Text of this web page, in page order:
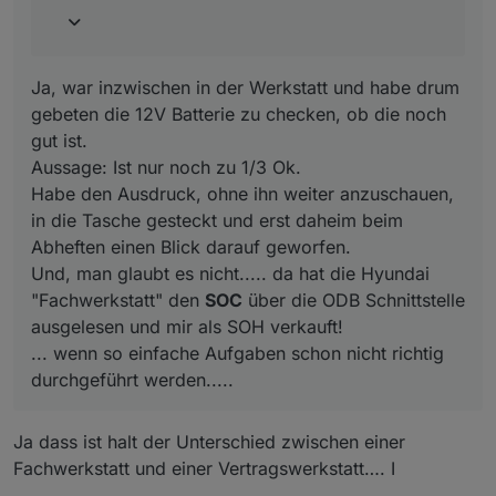
"Fachwerkstatt" den
durchgeführt werden.....
Ja, war inzwischen in der Werkstatt und habe drum
gebeten die 12V Batterie zu checken, ob die noch
gut ist.
Aussage: Ist nur noch zu 1/3 Ok.
Habe den Ausdruck, ohne ihn weiter anzuschauen,
in die Tasche gesteckt und erst daheim beim
Abheften einen Blick darauf geworfen.
Und, man glaubt es nicht..... da hat die Hyundai
"Fachwerkstatt" den SOC über die ODB Schnittstelle
ausgelesen und mir als SOH verkauft!
... wenn so einfache Aufgaben schon nicht richtig
durchgeführt werden.....
Ja dass ist halt der Unterschied zwischen einer
Fachwerkstatt und einer Vertragswerkstatt…. I